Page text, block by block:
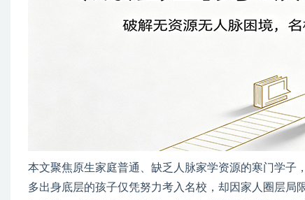
本文聚焦原生家庭普通、缺乏人脉家学资源的寒门学子
多出身底层的孩子仅凭努力考入名校，却因家人圈层局